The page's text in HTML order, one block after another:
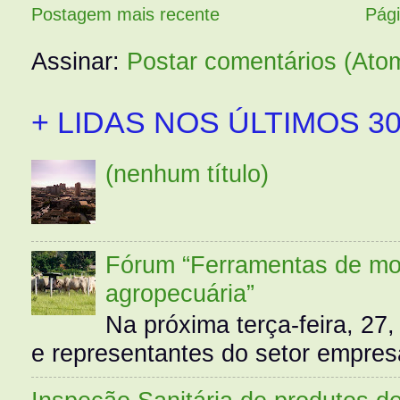
Postagem mais recente
Assinar: Postar comentários
+ LIDAS NOS ÚLTIMOS
(nenhum título)
Fórum “Ferramentas de
agropecuária”
Na próxima terça-feira,
e representantes do setor